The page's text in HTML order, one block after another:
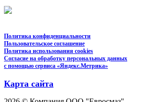
Политика конфиденциальности
Пользовательское соглашение
Политика использования cookies
Согласие на обработку персональных данных
с помощью сервиса «Яндекс.Метрика»
Карта сайта